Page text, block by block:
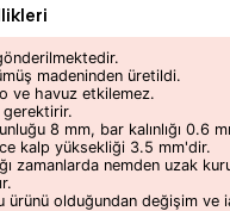
madeninden üretildi.
ve havuz etkilemez.
gerektirir.
8 mm, bar kalınlığı 0.6
kalp yüksekliği 3.5 mm'dir.
zamanlarda nemden uzak
ürünü olduğundan değişim ve